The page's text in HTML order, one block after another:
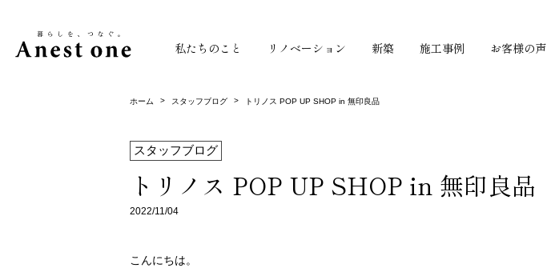
私たちのこと リノベーション 新築 施工事例 お客様の声
ホーム > スタッフブログ > トリノス POP UP SHOP in 無印良品
スタッフブログ
トリノス POP UP SHOP in 無印良品
2022/11/04
こんにちは。